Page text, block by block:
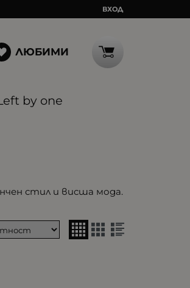
ВХОД
ЛЮБИМИ
by one
стил и висша мода.